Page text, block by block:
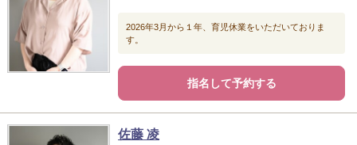
2026年3月から１年、育児休業をいただいておりま
す。
指名して予約する
佐藤 凌